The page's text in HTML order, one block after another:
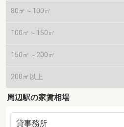
80㎡～100㎡
100㎡～150㎡
150㎡～200㎡
200㎡以上
周辺駅の家賃相場